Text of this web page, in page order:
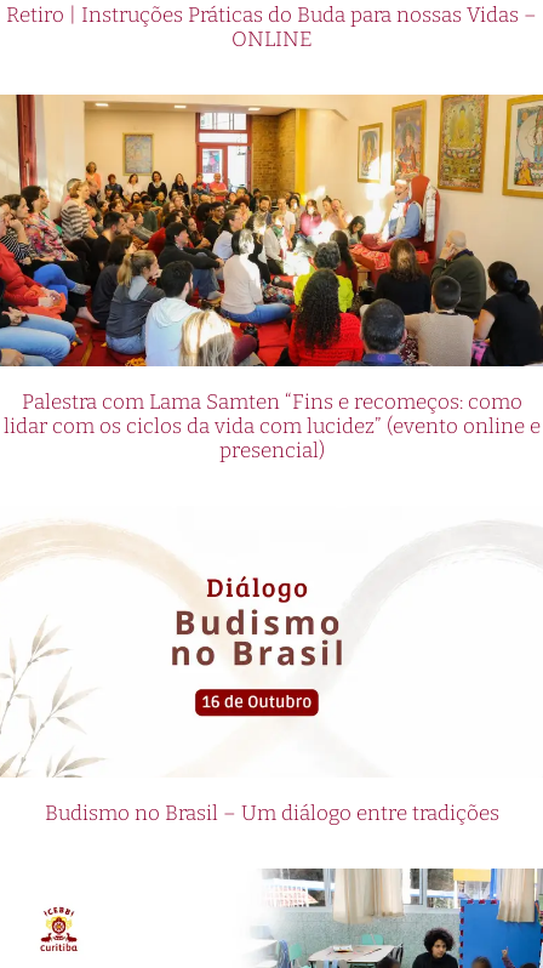
Retiro | Instruções Práticas do Buda para nossas Vidas –
ONLINE
Palestra com Lama Samten “Fins e recomeços: como
lidar com os ciclos da vida com lucidez” (evento online e
presencial)
Budismo no Brasil – Um diálogo entre tradições